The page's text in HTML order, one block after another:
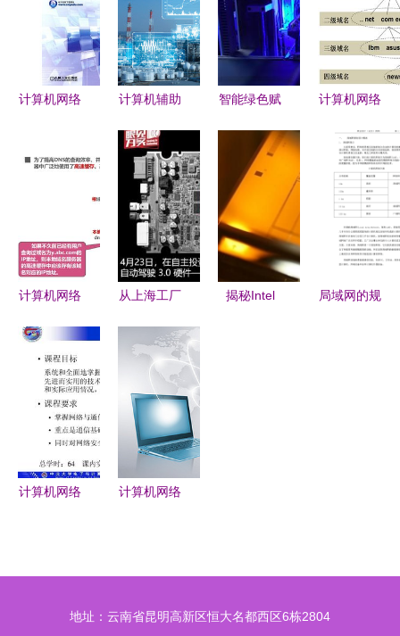
计算机网络
专著的核心
价值
计算机辅助
机网络技术
的融合与开
发应用
智能绿色赋
网络技术如
何助力制造
强省建设
计算机网络
精整理 | 第
六章 应用
层 计算机
网络技术的
核心枢纽
计算机网络
分析
从上海工厂
下一城 计
算机网络技
术的开发与
赋能
揭秘Intel
局域网的规
计算机网络
计算机网络
地址：云南省昆明高新区恒大名都西区6栋2804